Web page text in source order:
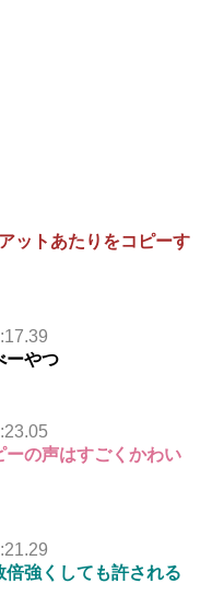
ットあたりをコピーす
ーやつ
の声はすごくかわい
強くしても許される